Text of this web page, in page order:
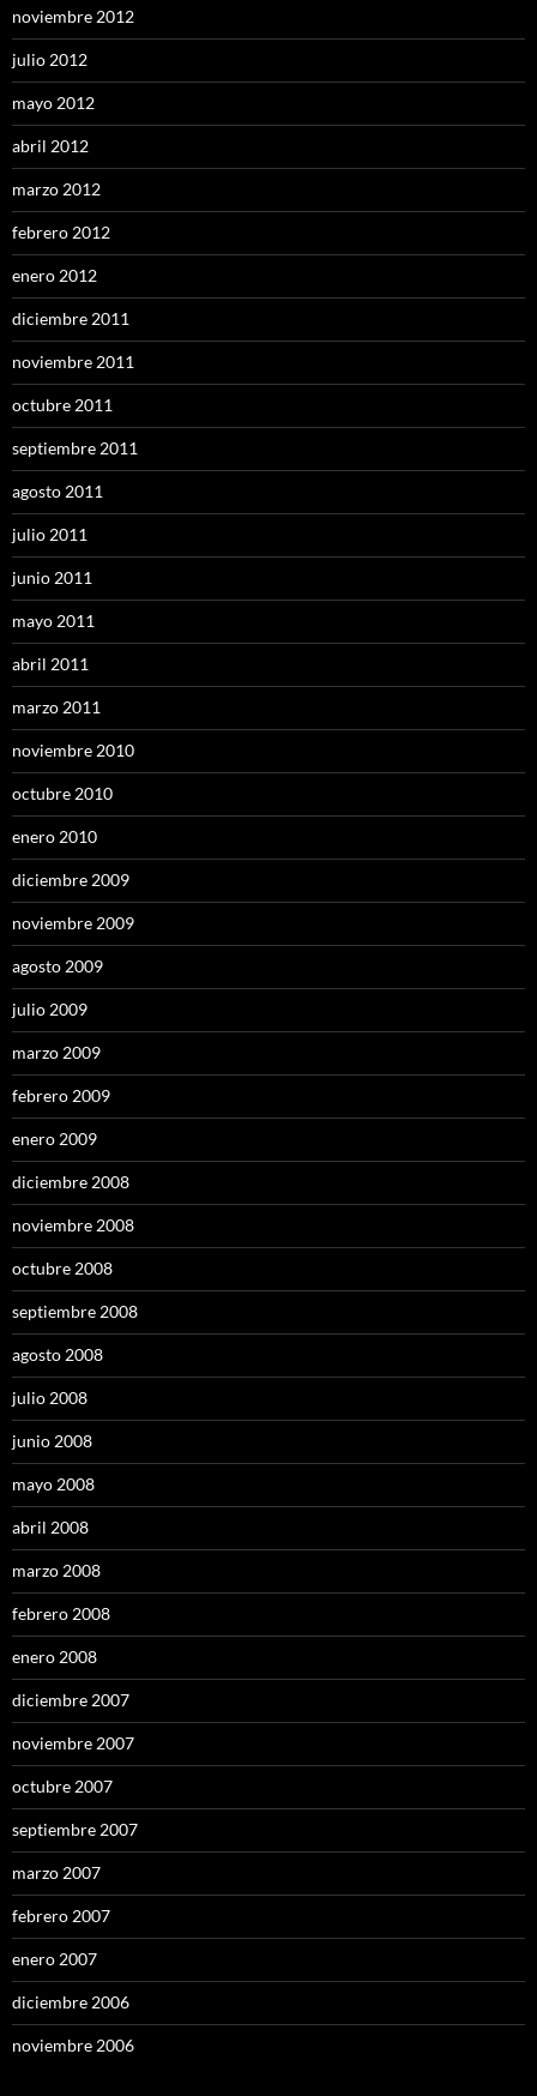
noviembre 2012
julio 2012
mayo 2012
abril 2012
marzo 2012
febrero 2012
enero 2012
diciembre 2011
noviembre 2011
octubre 2011
septiembre 2011
agosto 2011
julio 2011
junio 2011
mayo 2011
abril 2011
marzo 2011
noviembre 2010
octubre 2010
enero 2010
diciembre 2009
noviembre 2009
agosto 2009
julio 2009
marzo 2009
febrero 2009
enero 2009
diciembre 2008
noviembre 2008
octubre 2008
septiembre 2008
agosto 2008
julio 2008
junio 2008
mayo 2008
abril 2008
marzo 2008
febrero 2008
enero 2008
diciembre 2007
noviembre 2007
octubre 2007
septiembre 2007
marzo 2007
febrero 2007
enero 2007
diciembre 2006
noviembre 2006